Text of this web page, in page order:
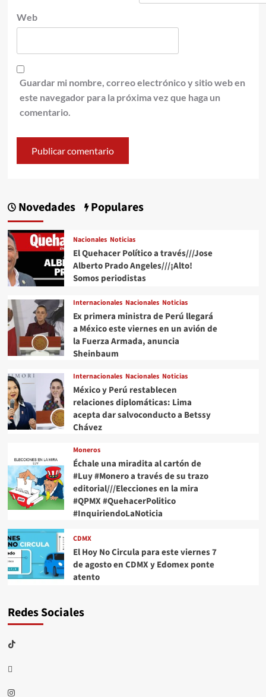
Web
Guardar mi nombre, correo electrónico y sitio web en
este navegador para la próxima vez que haga un
comentario.
Novedades Populares
Nacionales Noticias
El Quehacer Político a través///Jose
Alberto Prado Angeles///¡Alto!
Somos periodistas
Internacionales Nacionales Noticias
Ex primera ministra de Perú llegará
a México este viernes en un avión de
la Fuerza Armada, anuncia
Sheinbaum
Internacionales Nacionales Noticias
México y Perú restablecen
relaciones diplomáticas: Lima
acepta dar salvoconducto a Betssy
Chávez
Moneros
Échale una miradita al cartón de
#Luy #Monero a través de su trazo
editorial///Elecciones en la mira
#QPMX #QuehacerPolitico
#InquiriendoLaNoticia
CDMX
El Hoy No Circula para este viernes 7
de agosto en CDMX y Edomex ponte
atento
Redes Sociales
TikTok
threads
Instagram